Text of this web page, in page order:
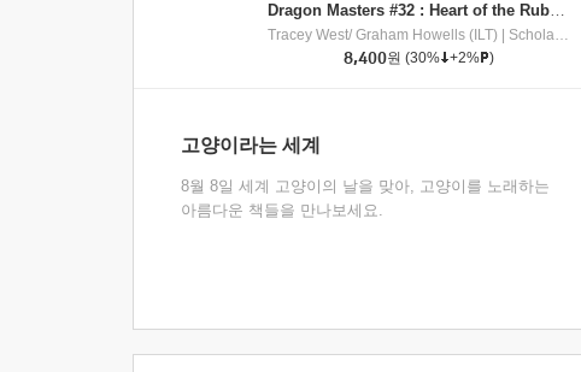
Dragon Masters #32 : Heart of the Ruby Dragon (A Branches Book)
Tracey West/ Graham Howells (ILT)
Scholastic Inc
8,400원 (30% +2% )
고양이라는 세계
8월 8일 세계 고양이의 날을 맞아, 고양이를 노래하는
아름다운 책들을 만나보세요.